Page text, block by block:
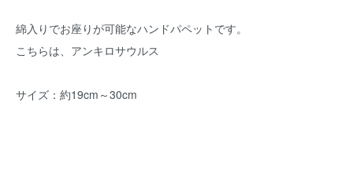
綿入りでお座りが可能なハンドパペットです。
こちらは、アンキロサウルス
サイズ：約19cm～30cm